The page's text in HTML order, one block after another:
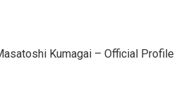
Kumagai – Official Profile